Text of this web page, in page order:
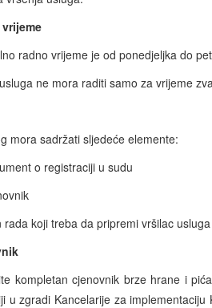
radno vrijeme je od ponedjeljka do
ne mora raditi samo za vrijeme
mora sadržati sljedeće elemente:
o registraciji u sudu
koji treba da pripremi vršilac usluga
kompletan cjenovnik brze hrane i
u zgradi Kancelarije za